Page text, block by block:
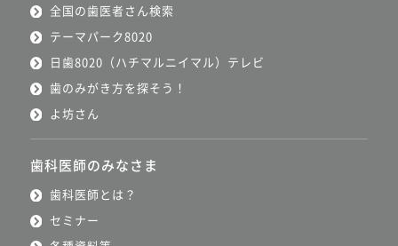
全国の歯医者さん検索
テーマパーク8020
日歯8020（ハチマルニイマル）テレビ
歯のみがき方を探そう！
よ坊さん
歯科医師のみなさま
歯科医師とは？
セミナー